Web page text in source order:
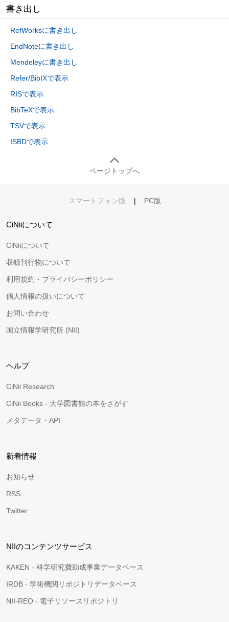
書き出し
RefWorksに書き出し
EndNoteに書き出し
Mendeleyに書き出し
Refer/BibIXで表示
RISで表示
BibTeXで表示
TSVで表示
ISBDで表示
ページトップへ
スマートフォン版 | PC版
CiNiiについて
CiNiiについて
収録刊行物について
利用規約・プライバシーポリシー
個人情報の扱いについて
お問い合わせ
国立情報学研究所 (NII)
ヘルプ
CiNii Research
CiNii Books - 大学図書館の本をさがす
メタデータ・API
新着情報
お知らせ
RSS
Twitter
NIIのコンテンツサービス
KAKEN - 科学研究費助成事業データベース
IRDB - 学術機関リポジトリデータベース
NII-REO - 電子リソースリポジトリ